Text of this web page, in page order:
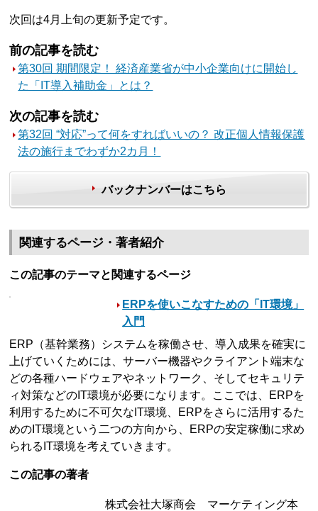
次回は4月上旬の更新予定です。
前の記事を読む
第30回 期間限定！ 経済産業省が中小企業向けに開始し
た「IT導入補助金」とは？
次の記事を読む
第32回 “対応”って何をすればいいの？ 改正個人情報保護
法の施行までわずか2カ月！
バックナンバーはこちら
関連するページ・著者紹介
この記事のテーマと関連するページ
ERPを使いこなすための「IT環境」
入門
ERP（基幹業務）システムを稼働させ、導入成果を確実に
上げていくためには、サーバー機器やクライアント端末な
どの各種ハードウェアやネットワーク、そしてセキュリテ
ィ対策などのIT環境が必要になります。ここでは、ERPを
利用するために不可欠なIT環境、ERPをさらに活用するた
めのIT環境という二つの方向から、ERPの安定稼働に求め
られるIT環境を考えていきます。
この記事の著者
株式会社大塚商会 マーケティング本